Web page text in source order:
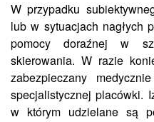
W przypadku
lub w sytuacjach nagłych
pomocy doraźnej w
skierowania. W razie
zabezpieczany
specjalistycznej placówki.
w którym udzielane są